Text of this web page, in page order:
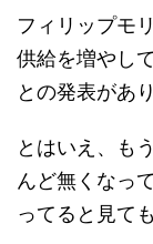
フィリップモ
供給を増やし
との発表があ
とはいえ、も
んど無くなっ
ってると見て